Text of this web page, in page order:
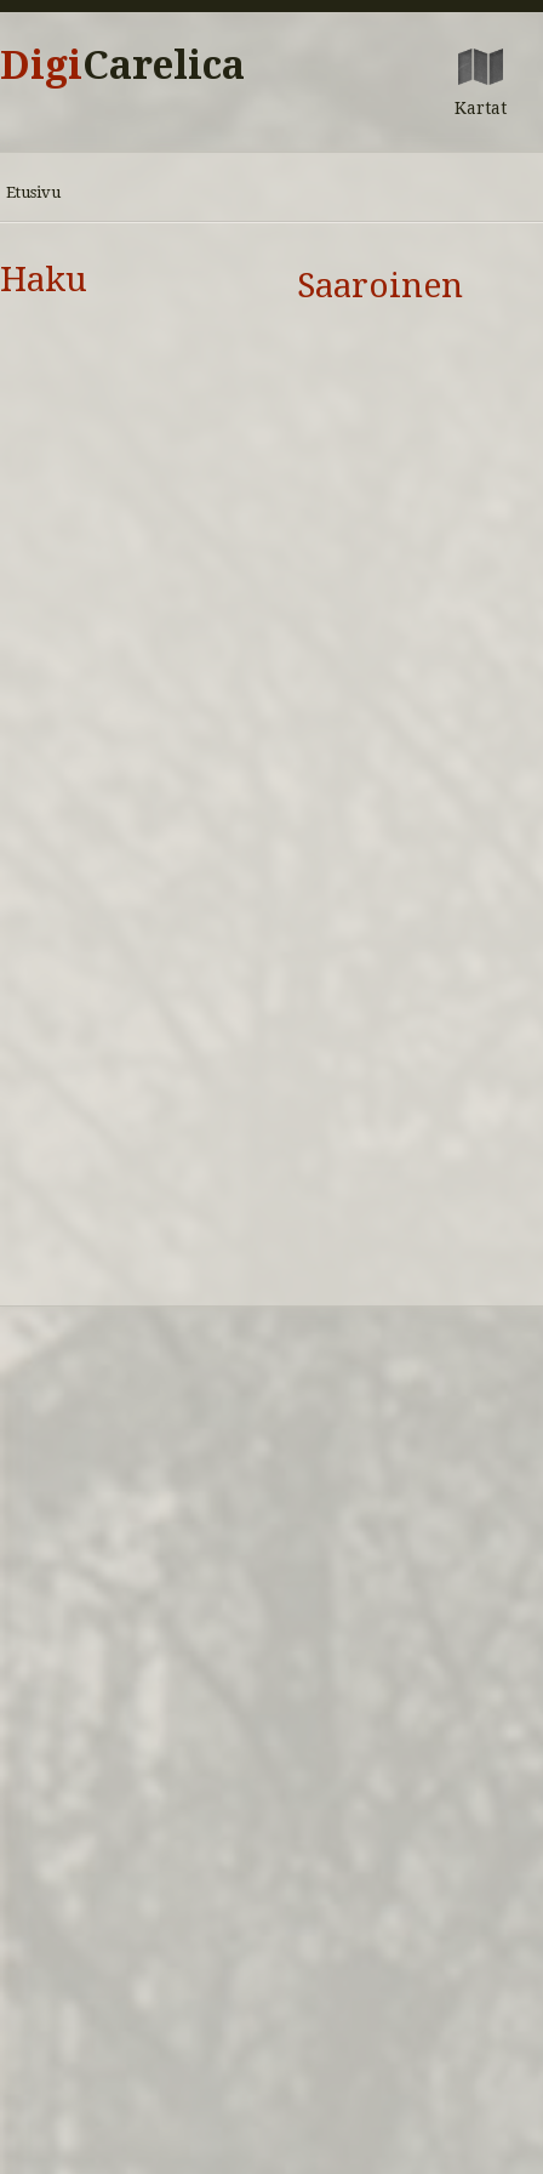
DigiCarelica
Kartat
Etusivu
Haku Saaroinen